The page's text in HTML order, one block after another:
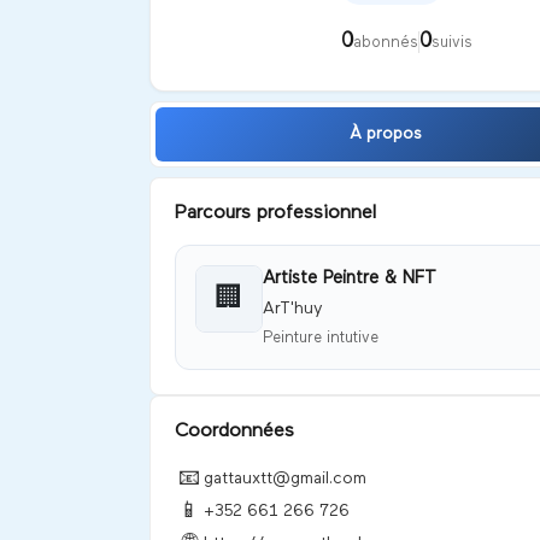
0abonnés 0suivis
À propos
Parcours professionnel
🏢
Artiste Peintre & NFT
ArT'huy
Peinture intutive
Coordonnées
📧 gattauxtt@gmail.com
📱 +352 661 266 726